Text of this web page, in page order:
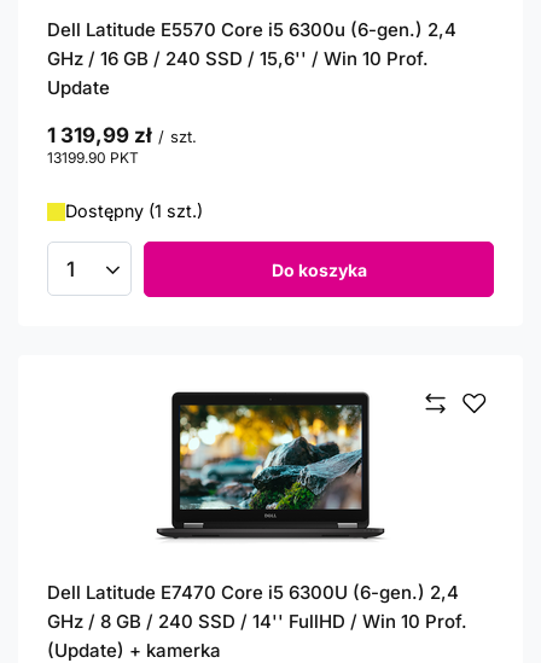
Dell Latitude E5570 Core i5 6300u (6-gen.) 2,4
GHz / 16 GB / 240 SSD / 15,6'' / Win 10 Prof.
Update
1 319,99 zł / szt.
13199.90 PKT
Dostępny (1 szt.)
Ilość produktów Do koszyka
Dell Latitude E7470 Core i5 6300U (6-gen.) 2,4
GHz / 8 GB / 240 SSD / 14'' FullHD / Win 10 Prof.
(Update) + kamerka